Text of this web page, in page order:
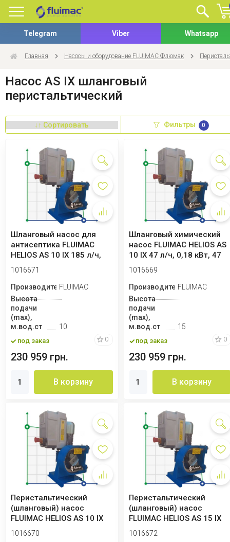
Telegram Viber Whatsapp
Главная Насосы и оборудование FLUIMAC Флюмак
Насос AS IX шланговый
перистальтический
Фильтры 0
Шланговый насос для
антисептика FLUIMAC
HELIOS AS 10 IX 185 л/ч,
0,18 кВт, 18...
1016671
ПроизводительFLUIMAC
Высота
подачи
(max),
м.вод.ст
10
под заказ 0
230 959 грн.
В корзину
Шланговый химический
насос FLUIMAC HELIOS AS
10 IX 47 л/ч, 0,18 кВт, 47
об/ми...
1016669
ПроизводительFLUIMAC
Высота
подачи
(max),
м.вод.ст
15
под заказ 0
230 959 грн.
В корзину
Перистальтический
(шланговый) насос
FLUIMAC HELIOS AS 10 IX
93 л/ч, 0,18 кВт,...
1016670
Перистальтический
(шланговый) насос
FLUIMAC HELIOS AS 15 IX
115 л/ч, 0,18 кВт...
1016672